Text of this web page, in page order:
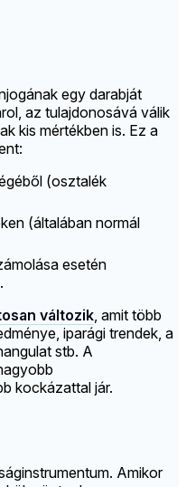
egy darabját
az tulajdonosává válik
kis mértékben is. Ez a
(osztalék
(általában normál
esetén
változik, amit több
iparági trendek, a
stb. A
kockázattal jár.
Amikor